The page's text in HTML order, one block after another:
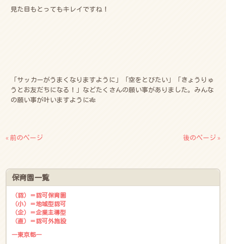
見た目もとってもキレイですね！
「サッカーがうまくなりますように」「空をとびたい」「きょうりゅ
うとお友だちになる！」などたくさんの願い事がありました。みんな
の願い事が叶いますように🎋
« 前のページ 後のページ »
保育園一覧
（認）＝認可保育園
（小）＝地域型認可
（企）＝企業主導型
（直）＝認可外施設
―東京都―